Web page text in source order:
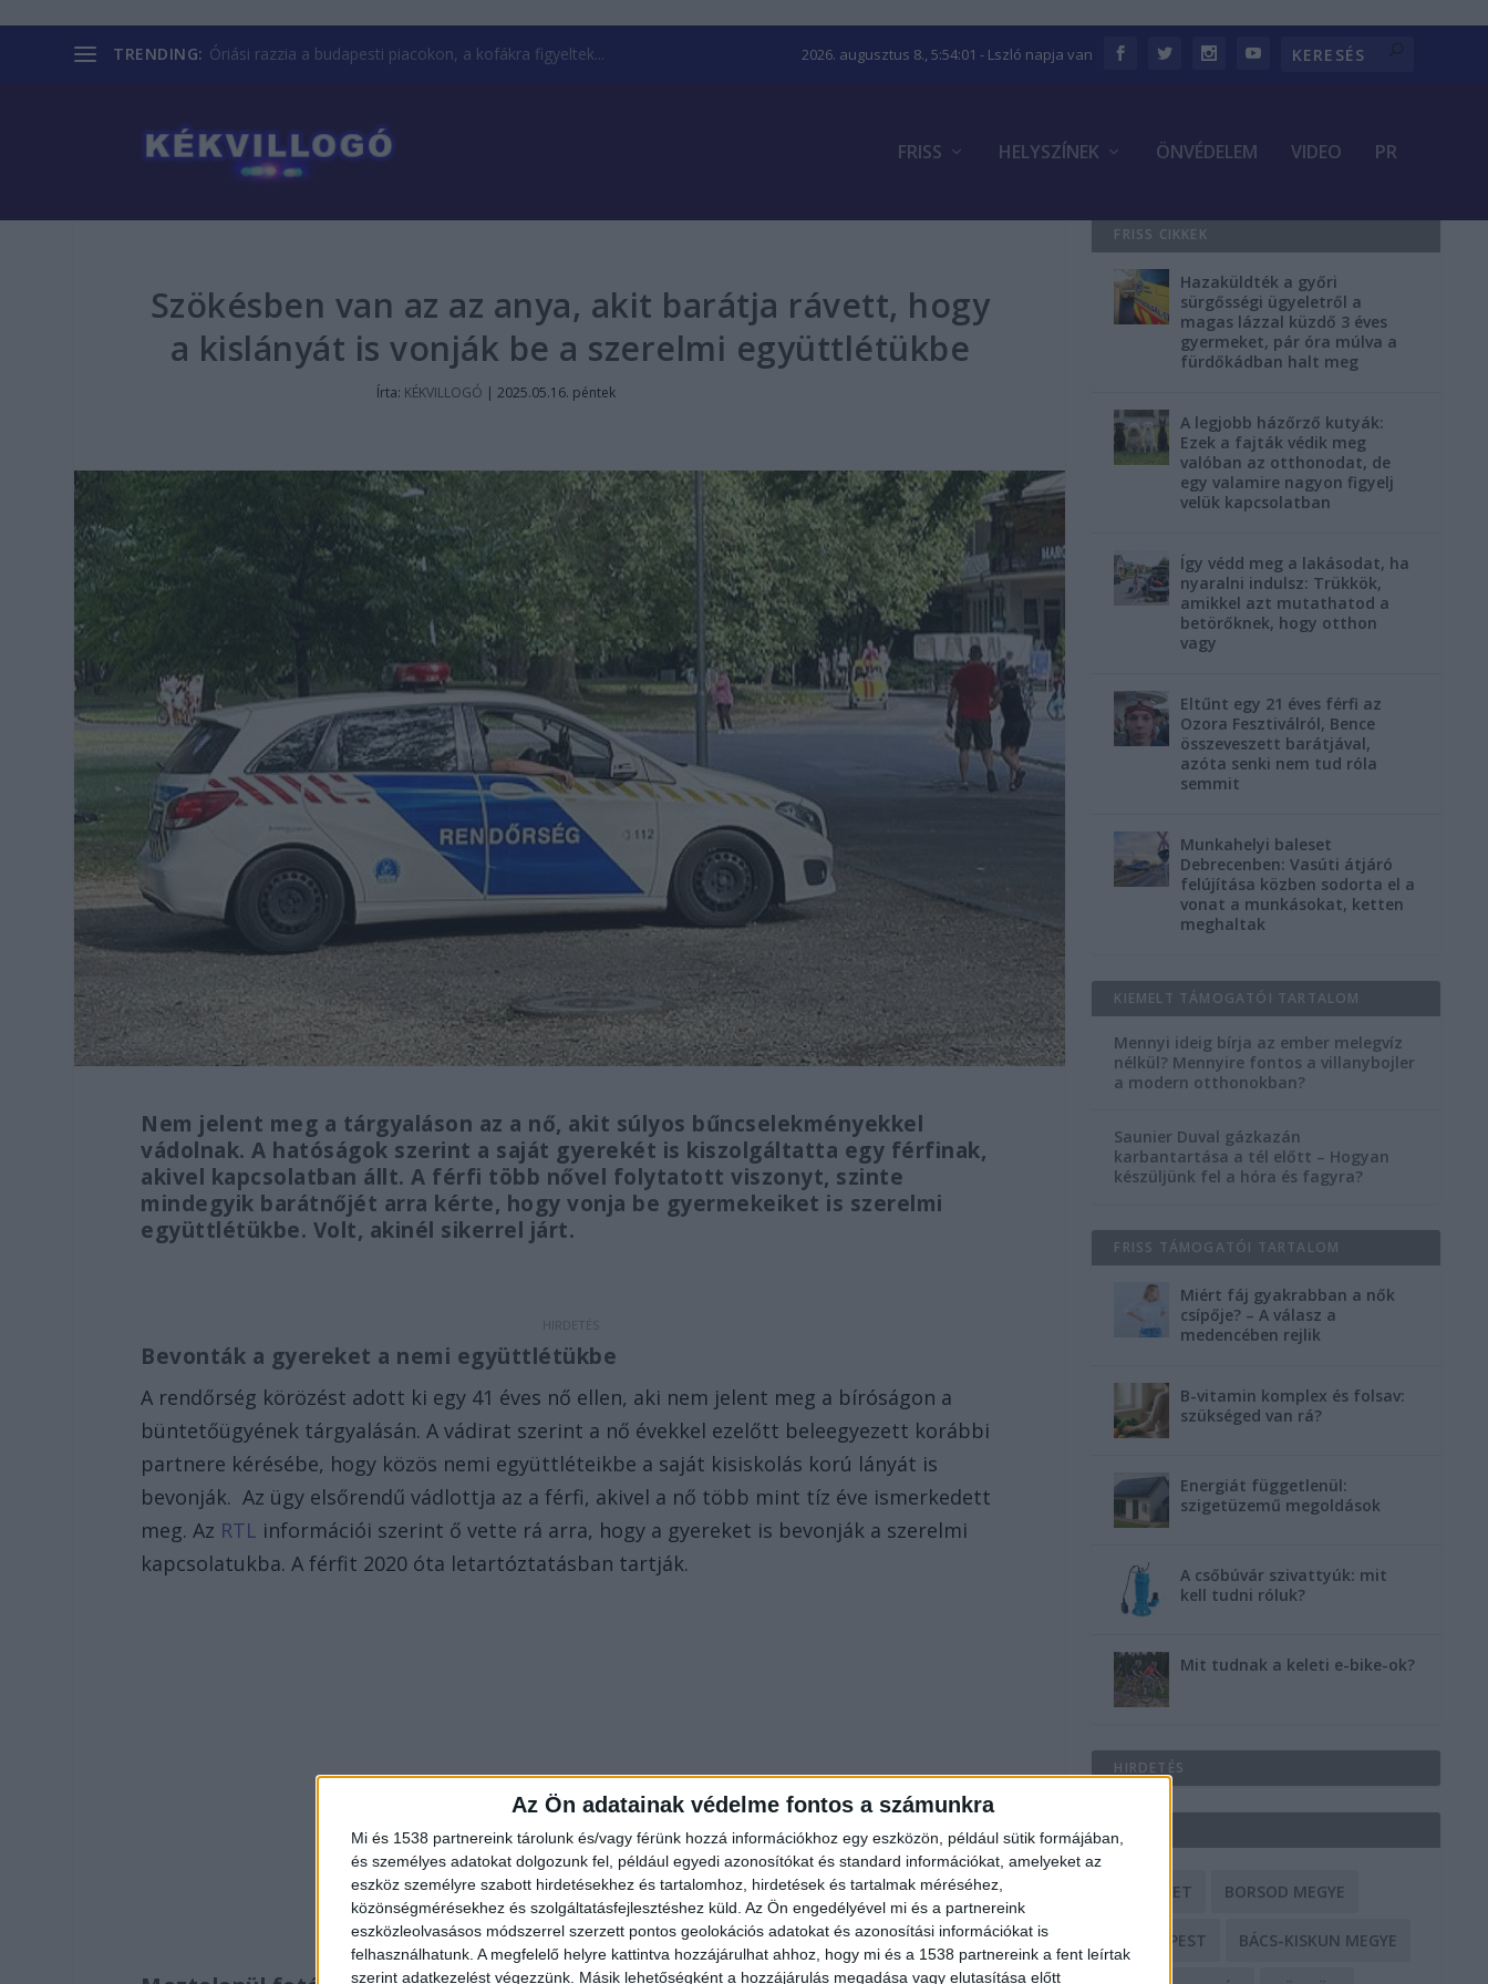
Az Ön adatainak védelme fontos a számunkra
Mi és 1538 partnereink tárolunk és/vagy férünk hozzá információkhoz egy eszközön, például sütik formájában,
és személyes adatokat dolgozunk fel, például egyedi azonosítókat és standard információkat, amelyeket az
eszköz személyre szabott hirdetésekhez és tartalomhoz, hirdetések és tartalmak méréséhez,
közönségmérésekhez és szolgáltatásfejlesztéshez küld. Az Ön engedélyével mi és a partnereink
eszközleolvasásos módszerrel szerzett pontos geolokációs adatokat és azonosítási információkat is
felhasználhatunk. A megfelelő helyre kattintva hozzájárulhat ahhoz, hogy mi és a 1538 partnereink a fent leírtak
szerint adatkezelést végezzünk. Másik lehetőségként a hozzájárulás megadása vagy elutasítása előtt
TRENDING: Óriási razzia a budapesti piacokon, a kofákra figyeltek... 2026. augusztus 8., 5:54:03 - Lszló napja van
FRISS HELYSZÍNEK ÖNVÉDELEM VIDEO PR
Szökésben van az az anya, akit barátja rávett, hogy
a kislányát is vonják be a szerelmi együttlétükbe
Írta: KÉKVILLOGÓ |2025.05.16. péntek
Nem jelent meg a tárgyaláson az a nő, akit súlyos bűncselekményekkel
vádolnak. A hatóságok szerint a saját gyerekét is kiszolgáltatta egy férfinak,
akivel kapcsolatban állt. A férfi több nővel folytatott viszonyt, szinte
mindegyik barátnőjét arra kérte, hogy vonja be gyermekeiket is szerelmi
együttlétükbe. Volt, akinél sikerrel járt.
Bevonták a gyereket a nemi együttlétükbe
A rendőrség körözést adott ki egy 41 éves nő ellen, aki nem jelent meg a bíróságon a
büntetőügyének tárgyalásán. A vádirat szerint a nő évekkel ezelőtt beleegyezett korábbi
partnere kérésébe, hogy közös nemi együttléteikbe a saját kisiskolás korú lányát is
bevonják. Az ügy elsőrendű vádlottja az a férfi, akivel a nő több mint tíz éve ismerkedett
meg. Az RTL információi szerint ő vette rá arra, hogy a gyereket is bevonják a szerelmi
kapcsolatukba. A férfit 2020 óta letartóztatásban tartják.
FRISS CIKKEK
Hazaküldték a győri
sürgősségi ügyeletről a
magas lázzal küzdő 3 éves
gyermeket, pár óra múlva a
fürdőkádban halt meg
A legjobb házőrző kutyák:
Ezek a fajták védik meg
valóban az otthonodat, de
egy valamire nagyon figyelj
velük kapcsolatban
Így védd meg a lakásodat, ha
nyaralni indulsz: Trükkök,
amikkel azt mutathatod a
betörőknek, hogy otthon
vagy
Eltűnt egy 21 éves férfi az
Ozora Fesztiválról, Bence
összeveszett barátjával,
azóta senki nem tud róla
semmit
Munkahelyi baleset
Debrecenben: Vasúti átjáró
felújítása közben sodorta el a
vonat a munkásokat, ketten
meghaltak
KIEMELT TÁMOGATÓI TARTALOM
Mennyi ideig bírja az ember melegvíz
nélkül? Mennyire fontos a villanybojler
a modern otthonokban?
Saunier Duval gázkazán
karbantartása a tél előtt – Hogyan
készüljünk fel a hóra és fagyra?
FRISS TÁMOGATÓI TARTALOM
Miért fáj gyakrabban a nők
csípője? – A válasz a
medencében rejlik
B-vitamin komplex és folsav:
szükséged van rá?
Energiát függetlenül:
szigetüzemű megoldások
A csőbúvár szivattyúk: mit
kell tudni róluk?
Mit tudnak a keleti e-bike-ok?
HIRDETÉS
BALESET BORSOD MEGYE
BUDAPEST BÁCS-KISKUN MEGYE